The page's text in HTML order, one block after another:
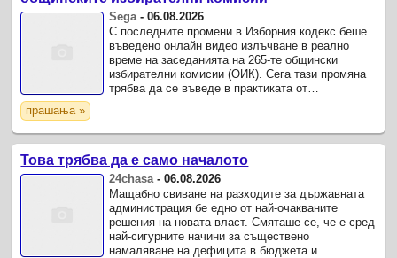
Sega-06.08.2026
С последните промени в Изборния кодекс беше
въведено онлайн видео излъчване в реално
време на заседанията на 265-те общински
избирателни комисии (ОИК). Сега тази промяна
трябва да се въведе в практиката от
прашања »
Това трябва да е само началото
24chasa -06.08.2026
Мащабно свиване на разходите за държавната
администрация бе едно от най-очакваните
решения на новата власт. Смяташе се, че е сред
най-сигурните начини за съществено
намаляване на дефицита в бюджета и